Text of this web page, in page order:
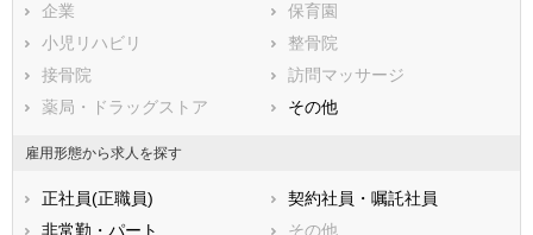
企業
保育園
小児リハビリ
整骨院
接骨院
訪問マッサージ
薬局・ドラッグストア
その他
雇用形態から求人を探す
正社員(正職員)
契約社員・嘱託社員
非常勤・パート
その他